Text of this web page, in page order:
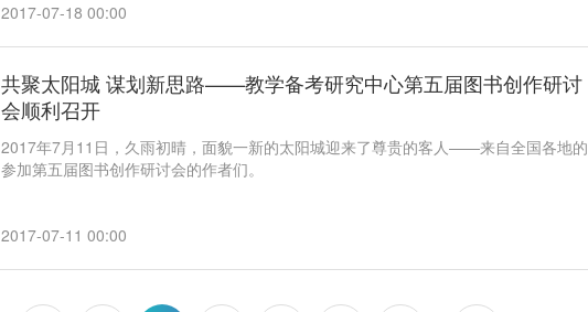
更加鲜明。河北师范大学著名教授刘茗、杭州市明珠实验学校校长洪建斌、金太阳教育
坛。
2017-07-18 00:00
共聚太阳城 谋划新思路——教学备考研究中心第五届图书创作研讨
会顺利召开
2017年7月11日，久雨初晴，面貌一新的太阳城迎来了尊贵的客人——来自全国各地的
参加第五届图书创作研讨会的作者们。
2017-07-11 00:00